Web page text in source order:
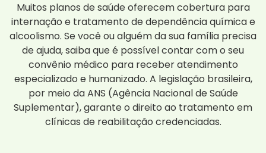
Muitos planos de saúde oferecem cobertura para
internação e tratamento de dependência química e
alcoolismo. Se você ou alguém da sua família precisa
de ajuda, saiba que é possível contar com o seu
convênio médico para receber atendimento
especializado e humanizado. A legislação brasileira,
por meio da ANS (Agência Nacional de Saúde
Suplementar), garante o direito ao tratamento em
clínicas de reabilitação credenciadas.